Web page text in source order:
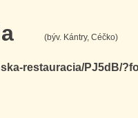
restauracia/PJ5dB/
(býv. Kántry, Céčko)